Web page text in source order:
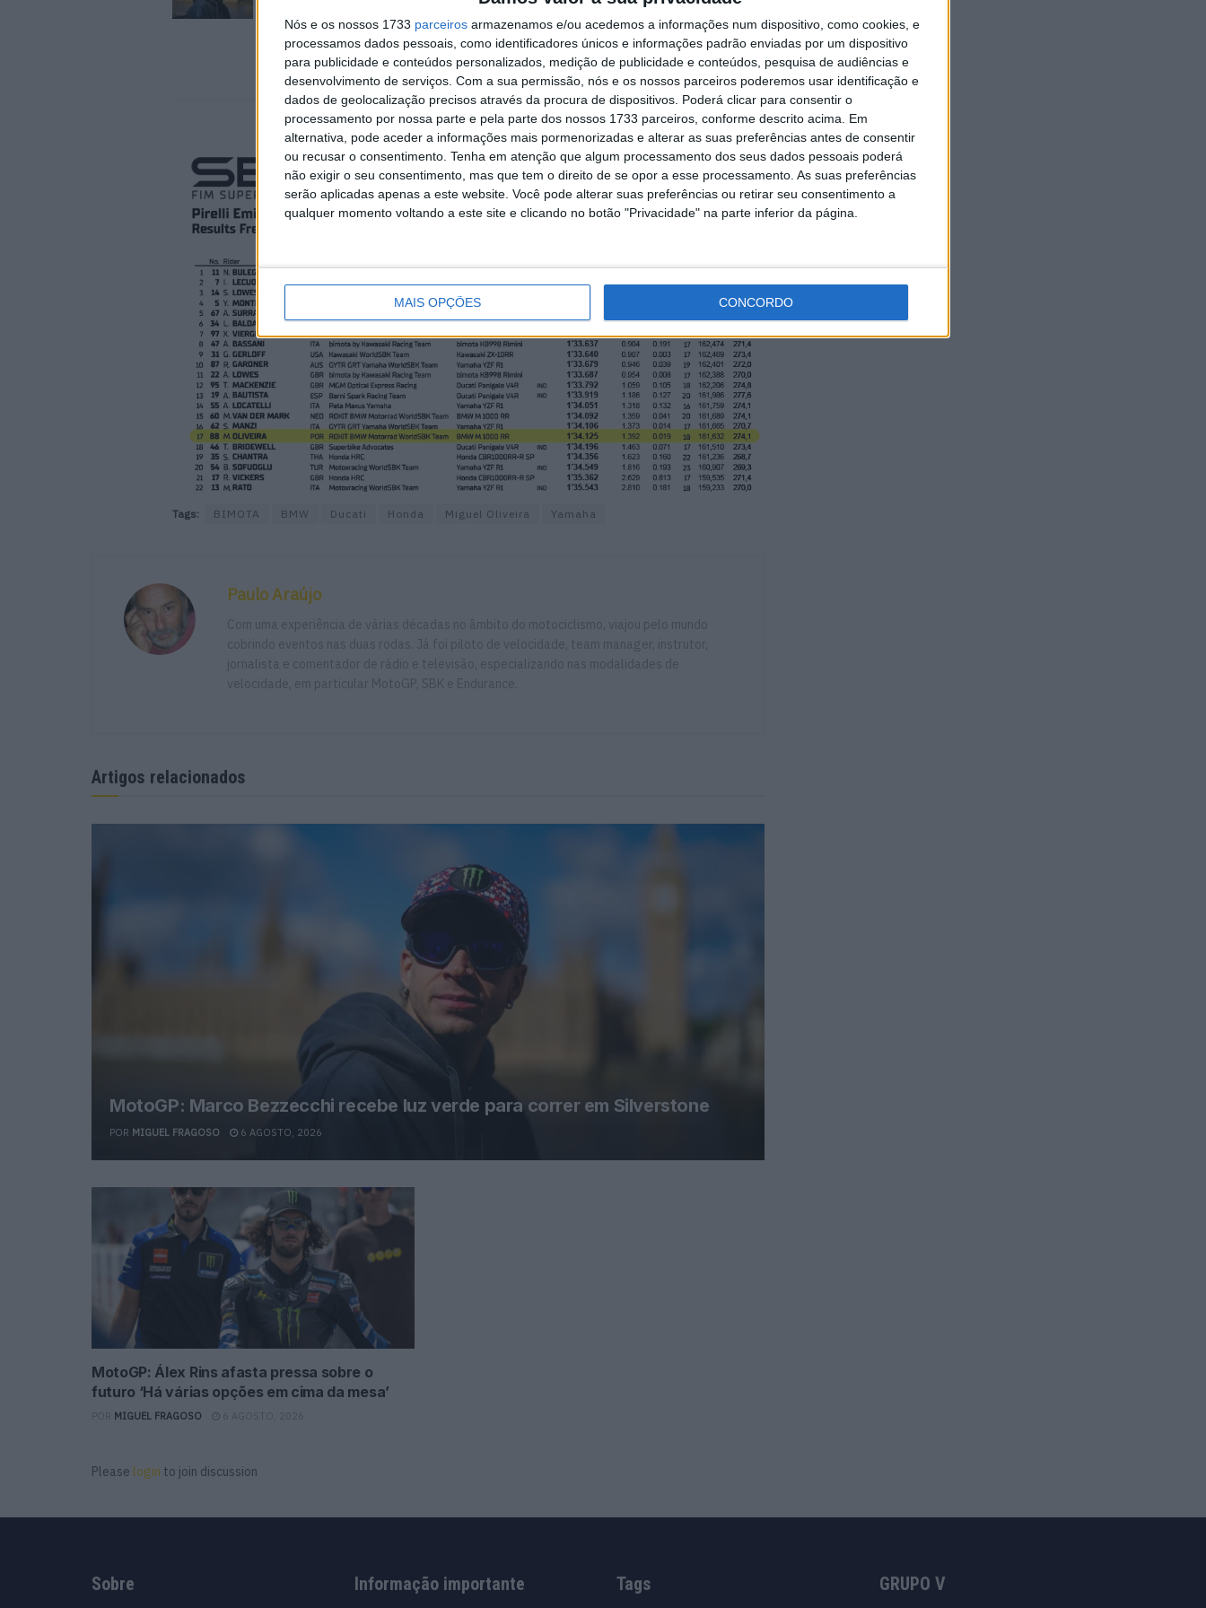
Nós e os nossos 1733 parceiros armazenamos e/ou acedemos a informações num dispositivo, como cookies, e
processamos dados pessoais, como identificadores únicos e informações padrão enviadas por um dispositivo
para publicidade e conteúdos personalizados, medição de publicidade e conteúdos, pesquisa de audiências e
desenvolvimento de serviços. Com a sua permissão, nós e os nossos parceiros poderemos usar identificação e
dados de geolocalização precisos através da procura de dispositivos. Poderá clicar para consentir o
processamento por nossa parte e pela parte dos nossos 1733 parceiros, conforme descrito acima. Em
alternativa, pode aceder a informações mais pormenorizadas e alterar as suas preferências antes de consentir
ou recusar o consentimento. Tenha em atenção que algum processamento dos seus dados pessoais poderá
não exigir o seu consentimento, mas que tem o direito de se opor a esse processamento. As suas preferências
serão aplicadas apenas a este website. Você pode alterar suas preferências ou retirar seu consentimento a
qualquer momento voltando a este site e clicando no botão "Privacidade" na parte inferior da página.
MAIS OPÇÕES CONCORDO
6 AGOSTO, 2026
várias opções em cima da
mesa’
6 AGOSTO, 2026
Tags: BIMOTA BMW Ducati Honda Miguel Oliveira Yamaha
Paulo Araújo
Com uma experiência de várias décadas no âmbito do motociclismo, viajou pelo mundo
cobrindo eventos nas duas rodas. Já foi piloto de velocidade, team manager, instrutor,
jornalista e comentador de rádio e televisão, especializando nas modalidades de
velocidade, em particular MotoGP, SBK e Endurance.
Artigos relacionados
MotoGP: Marco Bezzecchi recebe luz verde para correr em Silverstone
POR MIGUEL FRAGOSO 6 AGOSTO, 2026
MotoGP: Álex Rins afasta pressa sobre o
futuro ‘Há várias opções em cima da mesa’
MIGUEL FRAGOSO 6 AGOSTO, 2026
Please login to join discussion
Sobre Informação importante Tags GRUPO V